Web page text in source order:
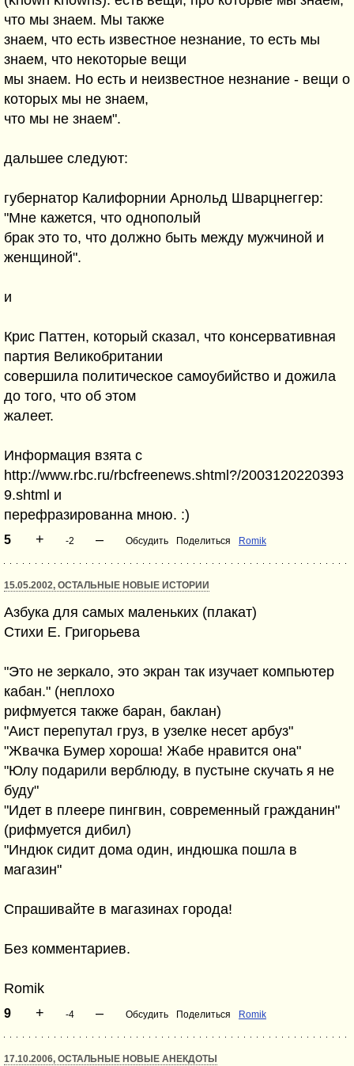
что мы знаем. Мы также
знаем, что есть известное незнание, то есть мы
знаем, что некоторые вещи
мы знаем. Но есть и неизвестное незнание - вещи о
которых мы не знаем,
что мы не знаем".
дальшее следуют:
губернатор Калифорнии Арнольд Шварцнеггер:
"Мне кажется, что однополый
брак это то, что должно быть между мужчиной и
женщиной".
и
Крис Паттен, который сказал, что консервативная
партия Великобритании
совершила политическое самоубийство и дожила
до того, что об этом
жалеет.
Информация взята с
http://www.rbc.ru/rbcfreenews.shtml?/2003120220393
9.shtml и
перефразированна мною. :)
5 + -2 – Обсудить Поделиться Romik
15.05.2002, ОСТАЛЬНЫЕ НОВЫЕ ИСТОРИИ
Азбука для самых маленьких (плакат)
Стихи Е. Григорьева
"Это не зеркало, это экран так изучает компьютер
кабан." (неплохо
рифмуется также баран, баклан)
"Аист перепутал груз, в узелке несет арбуз"
"Жвачка Бумер хороша! Жабе нравится она"
"Юлу подарили верблюду, в пустыне скучать я не
буду"
"Идет в плеере пингвин, современный гражданин"
(рифмуется дибил)
"Индюк сидит дома один, индюшка пошла в
магазин"
Спрашивайте в магазинах города!
Без комментариев.
Romik
9 + -4 – Обсудить Поделиться Romik
17.10.2006, ОСТАЛЬНЫЕ НОВЫЕ АНЕКДОТЫ